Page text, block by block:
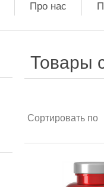
Про нас
Товары
Сортировать по